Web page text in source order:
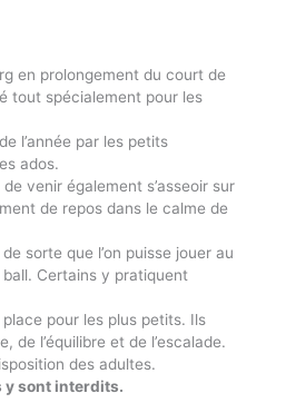
en prolongement du court de
tout spécialement pour les
l’année par les petits
ados.
venir également s’asseoir sur
de repos dans le calme de
sorte que l’on puisse jouer au
Certains y pratiquent
pour les plus petits. Ils
de l’équilibre et de l’escalade.
des adultes.
y sont interdits.